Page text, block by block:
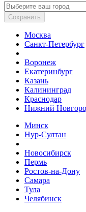
Сохранить
Москва
Санкт-Петербург
Воронеж
Екатеринбург
Казань
Калининград
Краснодар
Нижний
Минск
Нур-Султан
Новосибирск
Пермь
Ростов-на-Дону
Самара
Тула
Челябинск